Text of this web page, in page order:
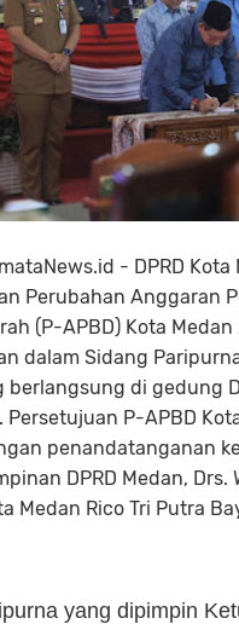
- DPRD Kota
Perubahan Anggaran
(P-APBD) Kota
dalam Sidang
berlangsung di gedung
Persetujuan P-APBD
penandatanganan
DPRD Medan, Drs.
Medan Rico Tri Putra
yang dipimpin